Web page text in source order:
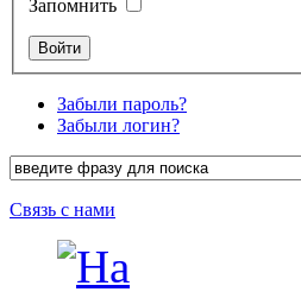
Запомнить
Забыли пароль?
Забыли логин?
Связь с нами